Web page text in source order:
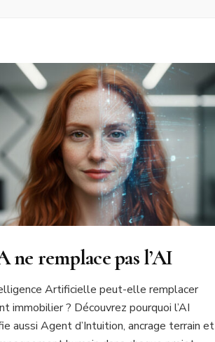
ne remplace pas l’AI
Artificielle peut-elle remplacer
immobilier ? Découvrez pourquoi l’AI
aussi Agent d’Intuition, ancrage terrain et